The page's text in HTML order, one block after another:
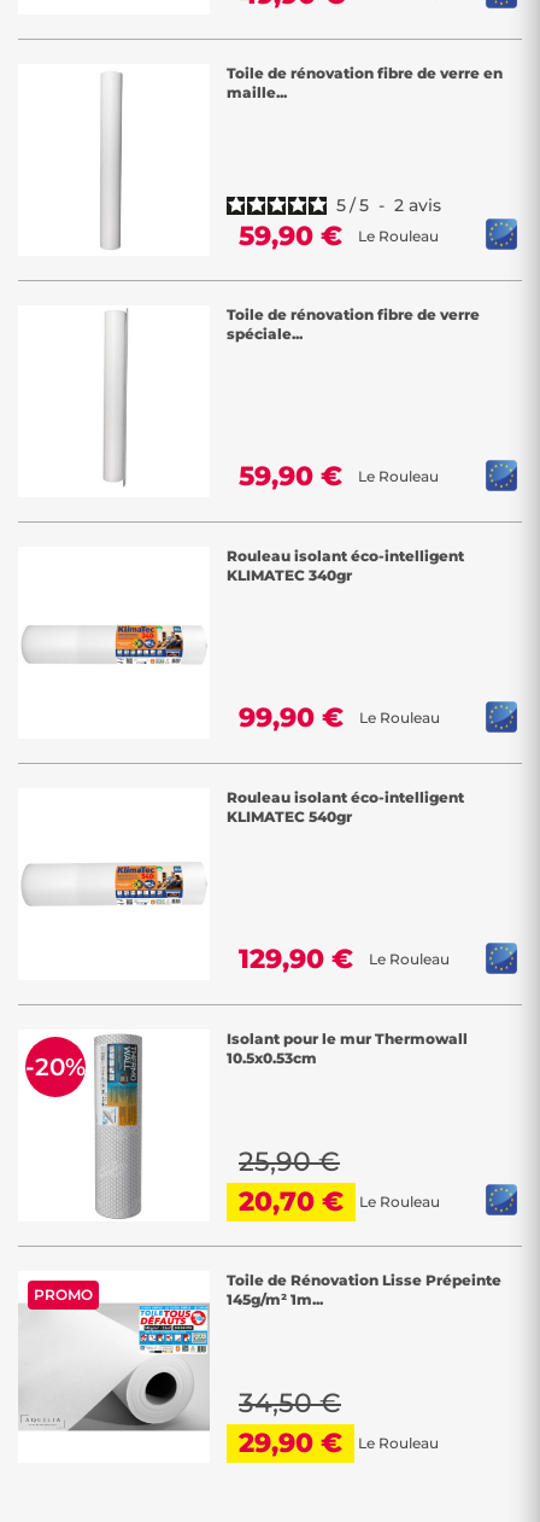
Toile de rénovation fibre de verre en
maille...
5/5 - 2 avis
59,90 € Le Rouleau
Toile de rénovation fibre de verre
spéciale...
59,90 € Le Rouleau
Rouleau isolant éco-intelligent
KLIMATEC 340gr
99,90 € Le Rouleau
Rouleau isolant éco-intelligent
KLIMATEC 540gr
129,90 € Le Rouleau
Isolant pour le mur Thermowall
10.5x0.53cm
25,90 €
20,70 €
Le Rouleau
-20%
Toile de Rénovation Lisse Prépeinte
145g/m² 1m...
34,50 €
29,90 €
Le Rouleau
PROMO